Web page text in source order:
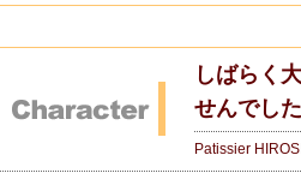
しばらく
せんでし
Patissier